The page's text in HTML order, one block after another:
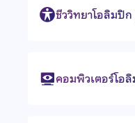
ชีววิทยาโอลิมปิก
คอมพิวเตอร์โอ